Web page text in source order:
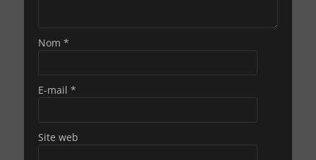
Nom *
E-mail *
Site web